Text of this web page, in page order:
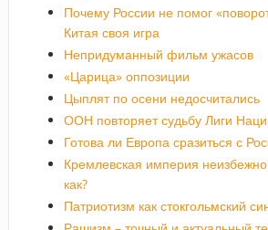
Почему России не помог
Китая своя игра
Непридуманный фильм ужасов
«Царица» оппозиции
Цыплят по осени недосчитались
ООН повторяет судьбу Лиги
Готова ли Европа сразиться с
Кремлевская империя
как?
Патриотизм как стокгольмский